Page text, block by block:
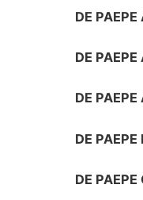
DE PAEPE
DE PAEPE
DE PAEPE
DE PAEPE
DE PAEPE